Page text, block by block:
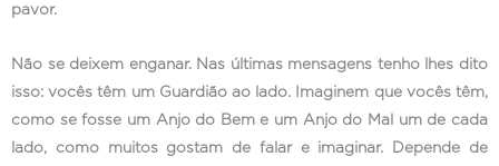
pavor.
Não se deixem enganar. Nas últimas mensagens tenho lhes dito
isso: vocês têm um Guardião ao lado. Imaginem que vocês têm,
como se fosse um Anjo do Bem e um Anjo do Mal um de cada
lado, como muitos gostam de falar e imaginar. Depende de